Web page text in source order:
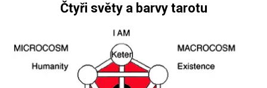
Čtyři světy a barvy tarotu